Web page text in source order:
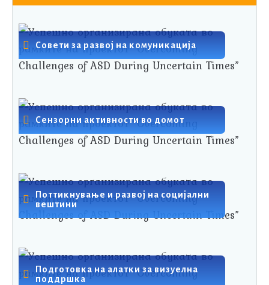
Совети за развој на комуникација
Сензорни активности во домот
Поттикнување и развој на социјални
вештини
Подготовка на алатки за визуелна
поддршка